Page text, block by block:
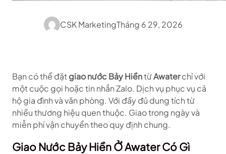
CSK MarketingTháng 6 29, 2026
Bạn có thể đặt giao nước Bảy HiềntừAwaterchỉ với
một cuộc gọi hoặc tin nhắn Zalo. Dịch vụ phục vụ cả
hộ gia đình và văn phòng. Với đầy đủ dung tích từ
nhiều thương hiệu quen thuộc. Giao trong ngày và
miễn phí vận chuyển theo quy định chung.
Giao Nước Bảy Hiền Ở Awater Có Gì